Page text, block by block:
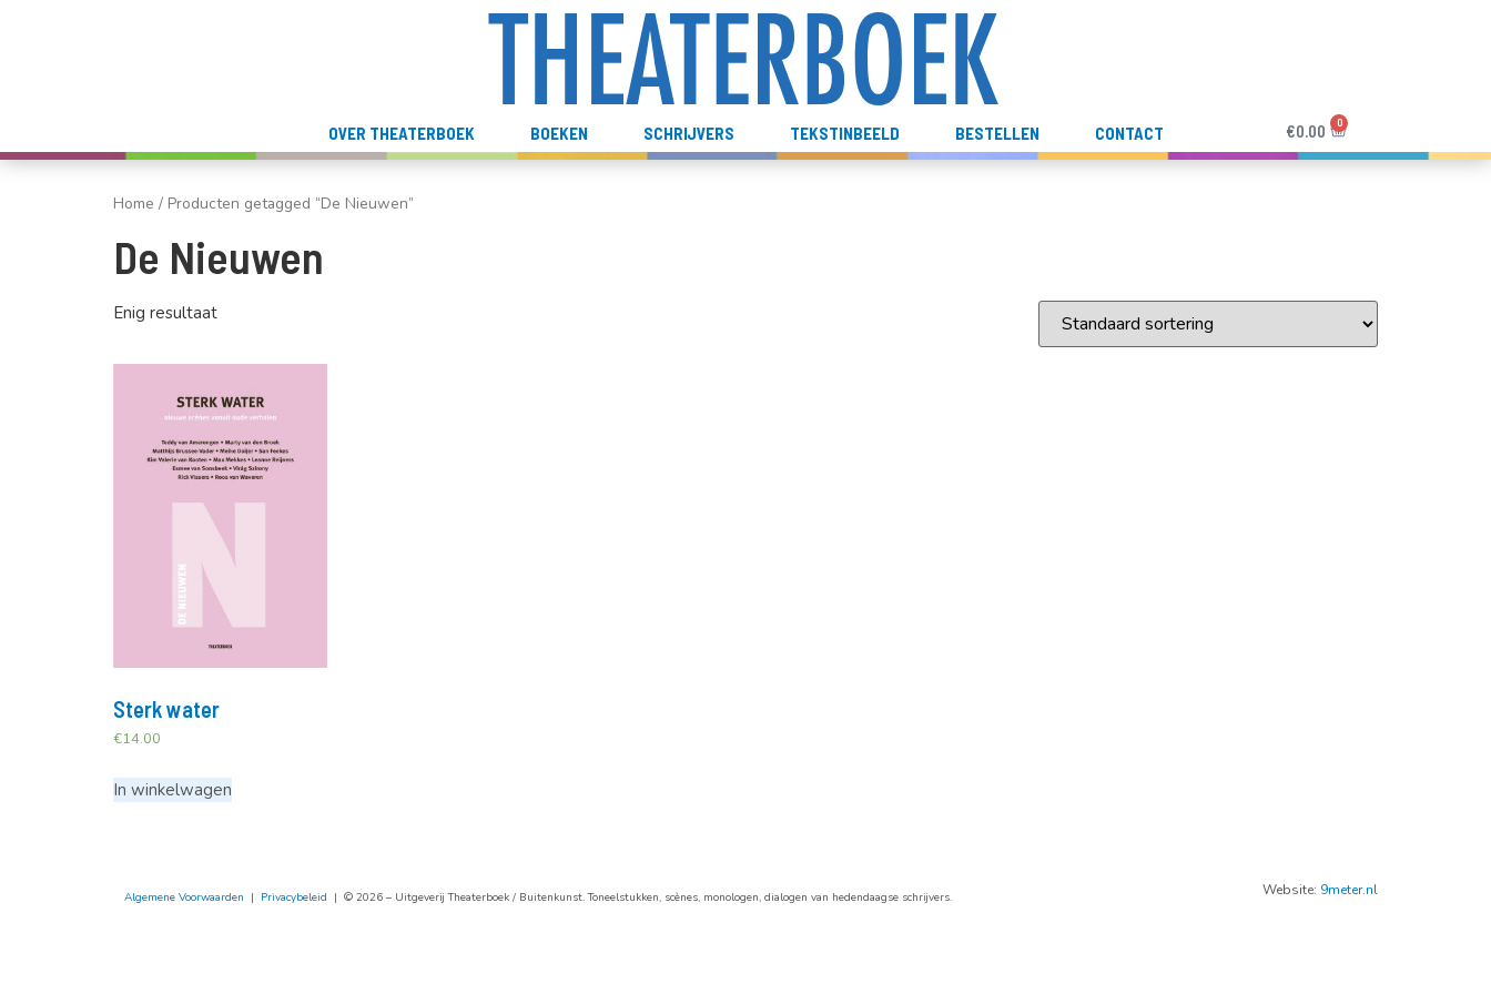
OVER THEATERBOEK BOEKEN SCHRIJVERS TEKSTINBEELD BESTELLEN CONTACT €0.00 0
Home / Producten getagged “De Nieuwen”
De Nieuwen
Enig resultaat
Sterk water
€14.00
In winkelwagen
Algemene Voorwaarden | Privacybeleid | © 2026 – Uitgeverij Theaterboek / Buitenkunst. Toneelstukken, scènes, monologen, dialogen van hedendaagse schrijvers. Website: 9meter.nl